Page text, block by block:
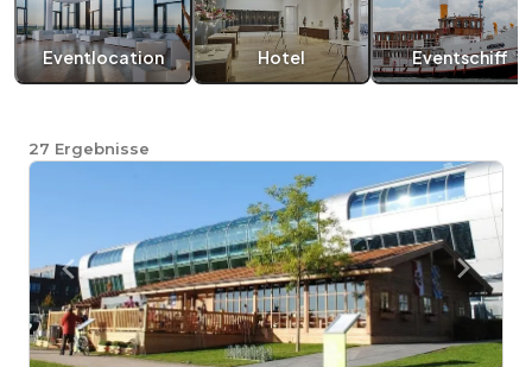
Eventlocation Hotel Eventschiff
27 Ergebnisse